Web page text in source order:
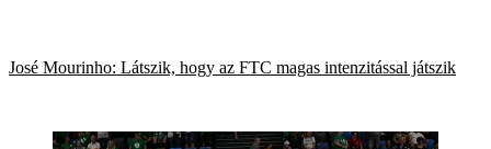
José Mourinho: Látszik, hogy az FTC magas intenzitással játszik